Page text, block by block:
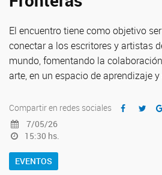
El encuentro tiene como objetivo
conectar a los escritores y artistas
mundo, fomentando la
arte, en un espacio de aprendizaje
Compartir en redes sociales
7/05/26
15:30 hs.
EVENTOS